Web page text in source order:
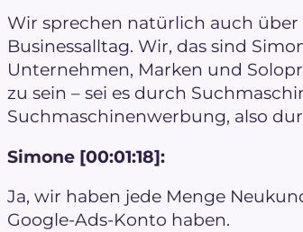
Wir sprechen natürlich auch
Businessalltag. Wir, das sind
Unternehmen, Marken und
zu sein – sei es durch
Suchmaschinenwerbung, also
Simone [00:01:18]:
Ja, wir haben jede Menge
Google-Ads-Konto haben.